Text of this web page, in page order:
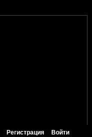
Регистрация Войти